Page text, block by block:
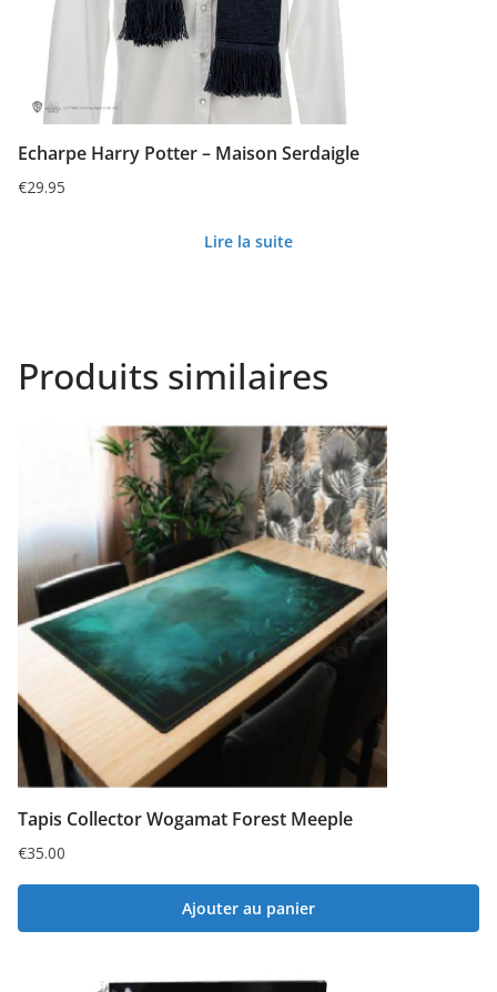
Echarpe Harry Potter – Maison Serdaigle
€29.95
Lire la suite
Produits similaires
Tapis Collector Wogamat Forest Meeple
€35.00
Ajouter au panier